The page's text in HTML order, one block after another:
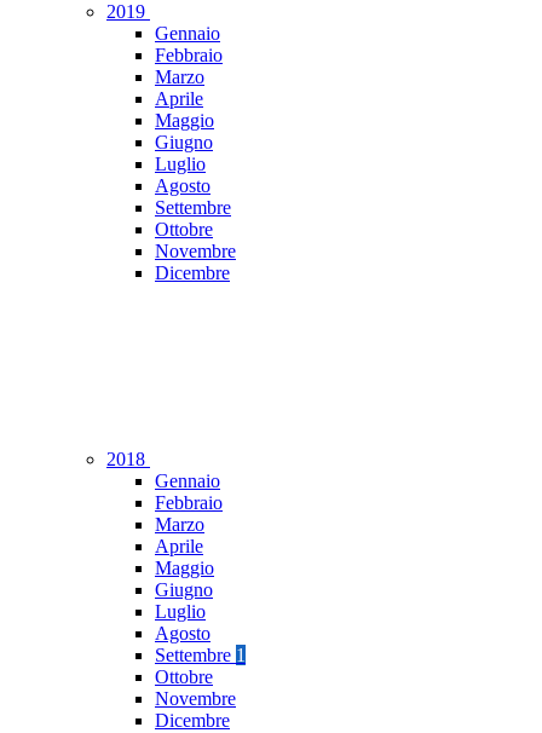
2019
Gennaio
Febbraio
Marzo
Aprile
Maggio
Giugno
Luglio
Agosto
Settembre
Ottobre
Novembre
Dicembre
2018
Gennaio
Febbraio
Marzo
Aprile
Maggio
Giugno
Luglio
Agosto
Settembre 1
Ottobre
Novembre
Dicembre